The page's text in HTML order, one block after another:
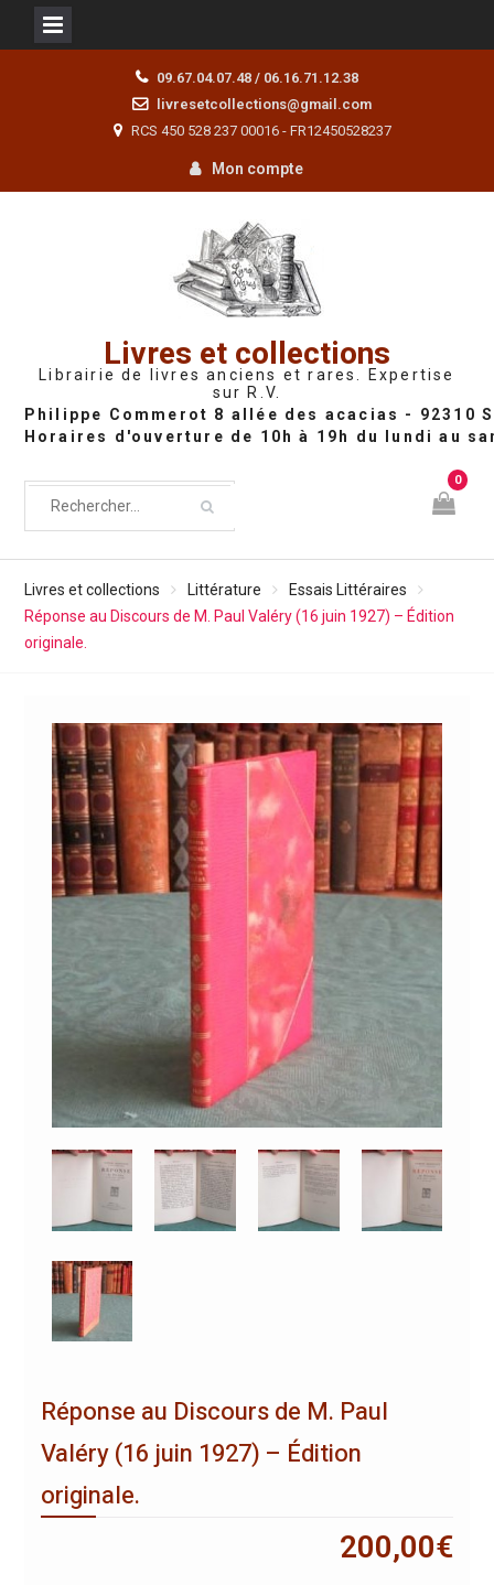
09.67.04.07.48 / 06.16.71.12.38
livresetcollections@gmail.com
RCS 450 528 237 00016 - FR12450528237
Mon compte
Livres et collections
Librairie de livres anciens et rares. Expertise
sur R.V.
0
Livres et collections Littérature
Essais Littéraires
Réponse au Discours de M. Paul Valéry (16 juin 1927) – Édition
originale.
Réponse au Discours de M. Paul
Valéry (16 juin 1927) – Édition
originale.
200,00€